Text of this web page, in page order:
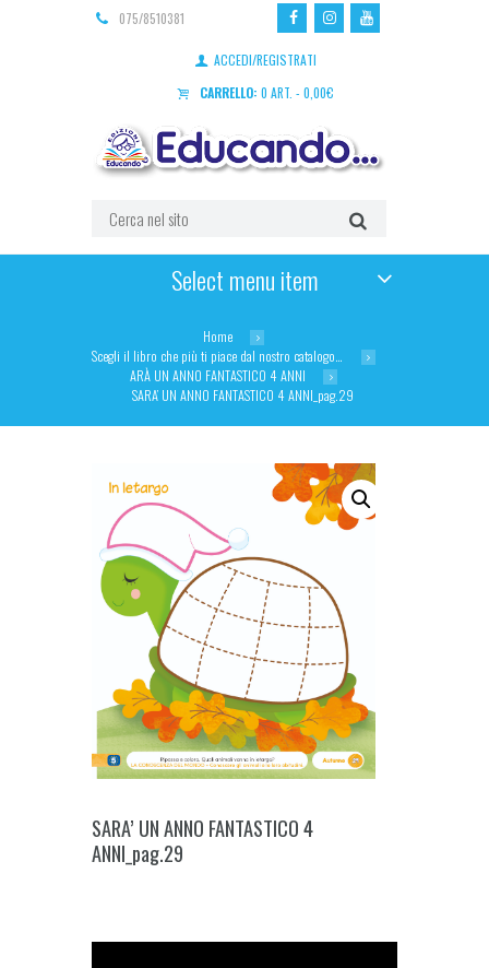
075/8510381
ACCEDI/REGISTRATI
CARRELLO: 0 ART. - 0,00€
Select menu item
Home
Scegli il libro che più ti piace dal nostro catalogo…
ARÀ UN ANNO FANTASTICO 4 ANNI
SARA’ UN ANNO FANTASTICO 4 ANNI_pag.29
SARA’ UN ANNO FANTASTICO 4
ANNI_pag.29